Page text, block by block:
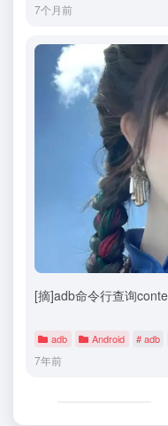
7个月前
[摘]adb命令行查询
adb Android # adb
7年前